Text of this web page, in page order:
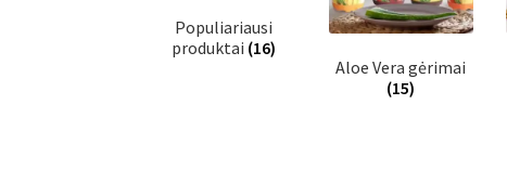
Populiariausi
produktai (16)
Aloe Vera gėrimai
(15)